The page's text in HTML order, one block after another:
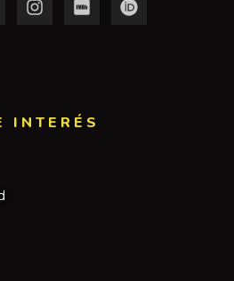
INTERÉS​